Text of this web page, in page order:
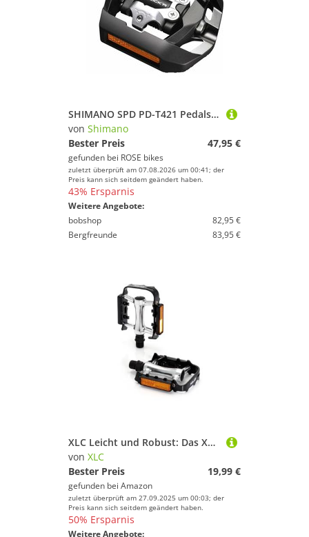
SHIMANO SPD PD-T421 Pedalsatz (Duo-Pedale / Hybrid-Pedale / Kombipedale)
von Shimano
Bester Preis
47,95 €
gefunden bei ROSE bikes
zuletzt überprüft am 07.08.2026 um 00:41; der
Preis kann sich seitdem geändert haben.
43% Ersparnis
Weitere Angebote:
bobshop
82,95 €
Bergfreunde
83,95 €
XLC Leicht und Robust: Das XLC MTB-Pedal PD-M04 für Abenteuer auf dem Trail, Schwarz, Silber
von XLC
Bester Preis
19,99 €
gefunden bei Amazon
zuletzt überprüft am 27.09.2025 um 00:03; der
Preis kann sich seitdem geändert haben.
50% Ersparnis
Weitere Angebote: